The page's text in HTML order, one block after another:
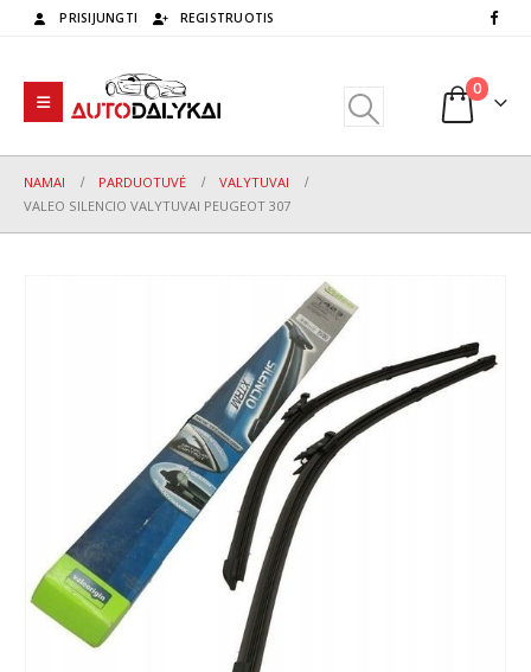
PRISIJUNGTI REGISTRUOTIS
0
NAMAI PARDUOTUVĖ
VALYTUVAI
VALEO SILENCIO VALYTUVAI PEUGEOT 307